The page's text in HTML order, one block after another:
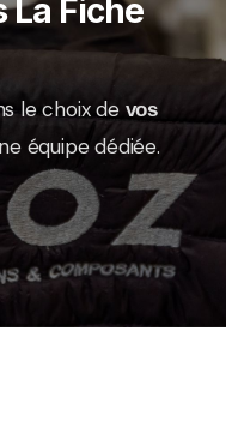
La Fiche
le choix de vos
équipe dédiée.